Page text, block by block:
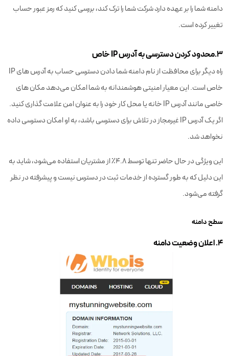
دامنه شما را بر عهده دارد شرکت شما را ترک کند، بررسی کنید که رمز عبور حساب
تغییر کرده است.
۳.محدود کردن دسترسی به آدرس IP خاص
راه دیگر برای محافظت از نام دامنه شما دادن دسترسی حساب به آدرس های IP
خاص است. این معیار امنیتی هوشمندانه به شما امکان می‌دهد مکان های
خاصی مانند آدرس IP خانه یا محل کار خود را به عنوان امن علامت گذاری کنید.
اگر یک آدرس IP غیرمجاز در تلاش برای دسترسی باشد، به او امکان دسترسی داده
نخواهد شد.
این ویژگی در حال حاضر تنها توسط 4.8٪ از مشتریان استفاده می‌شود، شاید به
این دلیل که به طور گسترده از خدمات ثبت در دسترس نیست و پیشرفته در نظر
گرفته می‌شود.
سطح دامنه
۴. اعلان وضعیت دامنه